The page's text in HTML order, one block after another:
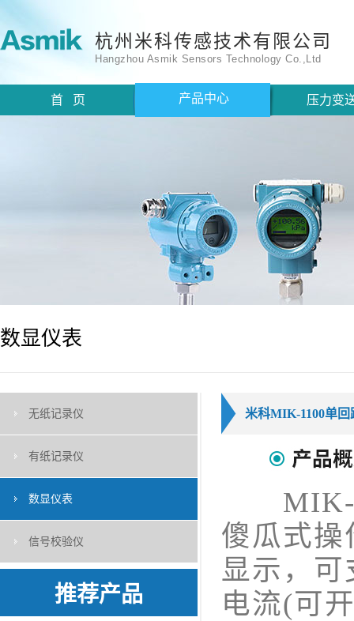
杭州米科传感技术有限公司
Hangzhou Asmik Sensors Technology Co.,Ltd
首 页 产品中心 压力变
数显仪表
无纸记录仪
有纸记录仪
数显仪表
信号校验仪
推荐产品
米科MIK-1100单
MIK-
傻瓜式
显示，
电流(可